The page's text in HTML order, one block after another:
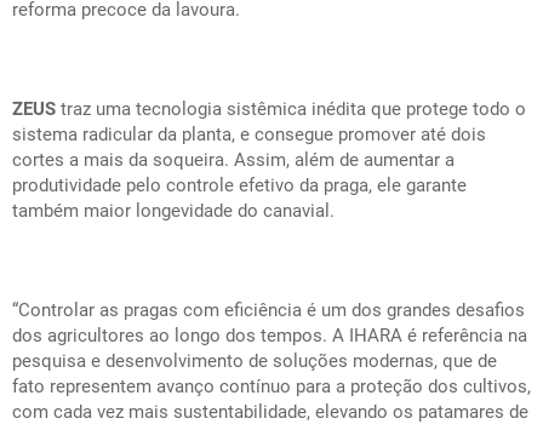
reforma precoce da lavoura.
ZEUS traz uma tecnologia sistêmica inédita que protege todo o
sistema radicular da planta, e consegue promover até dois
cortes a mais da soqueira. Assim, além de aumentar a
produtividade pelo controle efetivo da praga, ele garante
também maior longevidade do canavial.
“Controlar as pragas com eficiência é um dos grandes desafios
dos agricultores ao longo dos tempos. A IHARA é referência na
pesquisa e desenvolvimento de soluções modernas, que de
fato representem avanço contínuo para a proteção dos cultivos,
com cada vez mais sustentabilidade, elevando os patamares de